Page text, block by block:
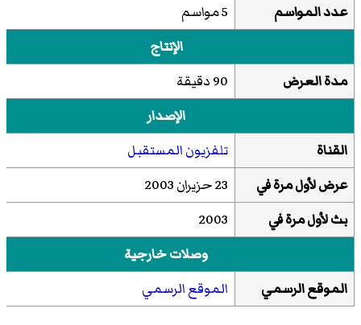
عدد المواسم
5 مواسم
الإنتاج
مدة العرض
90 دقيقة
الإصدار
القناة
تلفزيون المستقبل
عرض لأول مرة في
23 حزيران 2003
بث لأول مرة في
2003
وصلات خارجية
الموقع الرسمي
الموقع الرسمي